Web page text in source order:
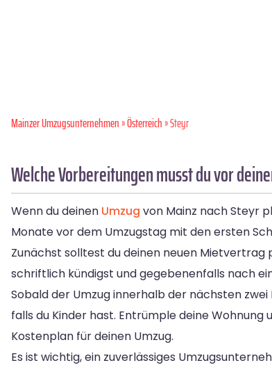
Mainzer Umzugsunternehmen»Österreich» Steyr
Welche Vorbereitungen musst du vor
Wenn du deinen Umzug von Mainz nach Steyr
Monate vor dem Umzugstag mit den ersten
Zunächst solltest du deinen neuen
schriftlich kündigst und gegebenenfalls nach
Sobald der Umzug innerhalb der nächsten
falls du Kinder hast. Entrümple deine
Kostenplan für deinen Umzug.
Es ist wichtig, ein zuverlässiges